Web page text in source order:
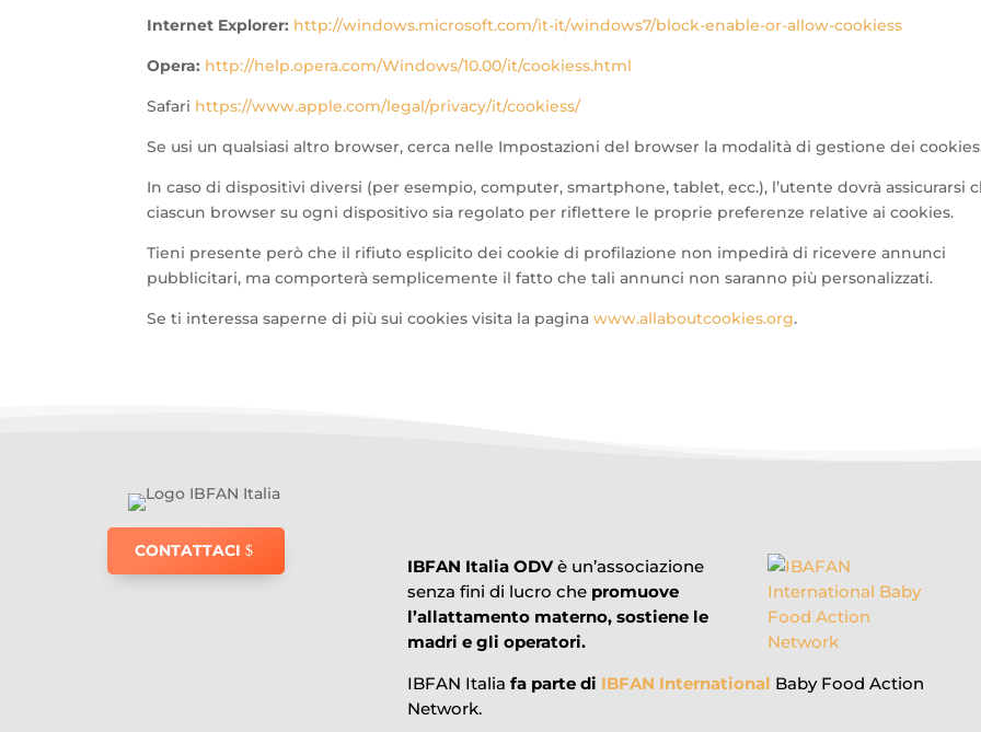
Internet Explorer: http://windows.microsoft.com/it-it/windows7/block-enable-or-allow-cookiess
Opera: http://help.opera.com/Windows/10.00/it/cookiess.html
Safari https://www.apple.com/legal/privacy/it/cookiess/
Se usi un qualsiasi altro browser, cerca nelle Impostazioni del browser la modalità di gestione dei
In caso di dispositivi diversi (per esempio, computer, smartphone, tablet, ecc.), l’utente dovrà assicurarsi
ciascun browser su ogni dispositivo sia regolato per riflettere le proprie preferenze relative ai cookies.
Tieni presente però che il rifiuto esplicito dei cookie di profilazione non impedirà di ricevere annunci
pubblicitari, ma comporterà semplicemente il fatto che tali annunci non saranno più personalizzati.
Se ti interessa saperne di più sui cookies visita la paginawww.allaboutcookies.org.
CONTATTACI
IBFAN Italia ODVè un’associazione
senza fini di lucro che promuove
l’allattamento materno, sostiene le
madri e gli operatori.
IBFAN Italia fa parte di IBFAN International Baby Food Action
Network.